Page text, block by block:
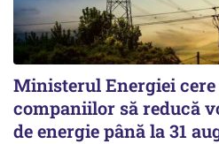
Ministerul Energiei
companiilor să reducă
de energie până la 31